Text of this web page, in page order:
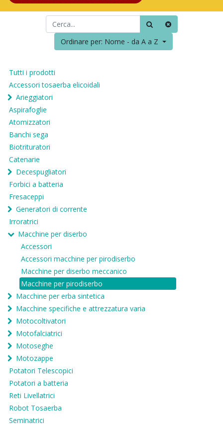
Ordinare per: Nome - da A a Z
Tutti i prodotti
Accessori tosaerba elicoidali
Arieggiatori
Aspirafoglie
Atomizzatori
Banchi sega
Biotrituratori
Catenarie
Decespugliatori
Forbici a batteria
Fresaceppi
Generatori di corrente
Irroratrici
Macchine per diserbo
Accessori
Accessori macchine per pirodiserbo
Macchine per diserbo meccanico
Macchine per pirodiserbo
Macchine per erba sintetica
Macchine specifiche e attrezzatura varia
Motocoltivatori
Motofalciatrici
Motoseghe
Motozappe
Potatori Telescopici
Potatori a batteria
Reti Livellatrici
Robot Tosaerba
Seminatrici